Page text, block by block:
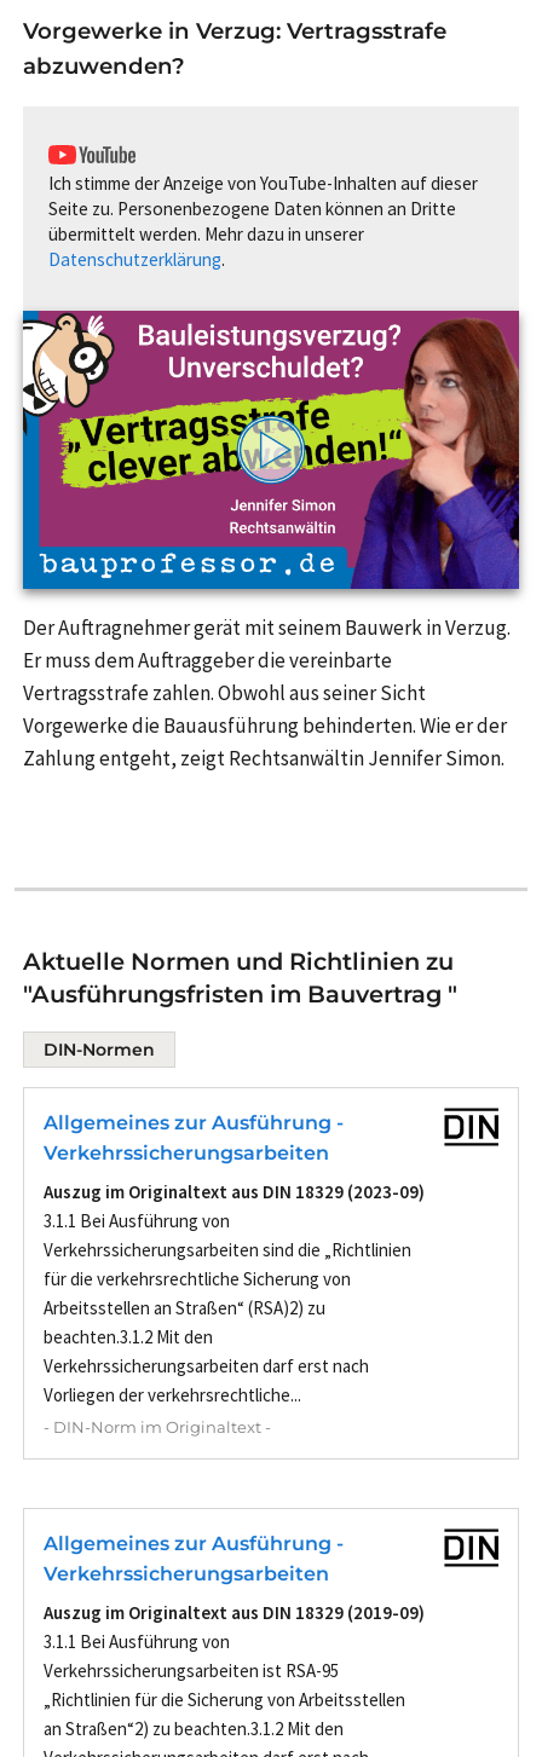
Vorgewerke in Verzug: Vertragsstrafe
abzuwenden?
Ich stimme der Anzeige von YouTube-Inhalten auf dieser
Seite zu. Personenbezogene Daten können an Dritte
übermittelt werden. Mehr dazu in unserer
Datenschutzerklärung.
Der Auftragnehmer gerät mit seinem Bauwerk in Verzug.
Er muss dem Auftraggeber die vereinbarte
Vertragsstrafe zahlen. Obwohl aus seiner Sicht
Vorgewerke die Bauausführung behinderten. Wie er der
Zahlung entgeht, zeigt Rechtsanwältin Jennifer Simon.
Aktuelle Normen und Richtlinien zu
"Ausführungsfristen im Bauvertrag "
DIN-Normen
Allgemeines zur Ausführung -
Verkehrssicherungsarbeiten
Auszug im Originaltext aus DIN 18329 (2023-09)
3.1.1 Bei Ausführung von
Verkehrssicherungsarbeiten sind die „Richtlinien
für die verkehrsrechtliche Sicherung von
Arbeitsstellen an Straßen“ (RSA)2) zu
beachten.3.1.2 Mit den
Verkehrssicherungsarbeiten darf erst nach
Vorliegen der verkehrsrechtliche...
- DIN-Norm im Originaltext -
Allgemeines zur Ausführung -
Verkehrssicherungsarbeiten
Auszug im Originaltext aus DIN 18329 (2019-09)
3.1.1 Bei Ausführung von
Verkehrssicherungsarbeiten ist RSA-95
„Richtlinien für die Sicherung von Arbeitsstellen
an Straßen“2) zu beachten.3.1.2 Mit den